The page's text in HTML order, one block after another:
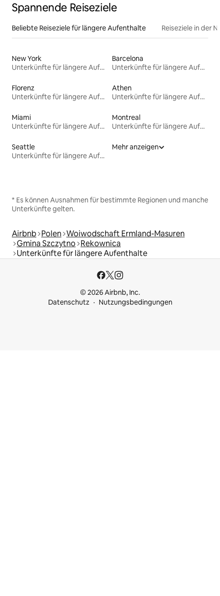
Spannende Reiseziele
Beliebte Reiseziele für längere Aufenthalte Reiseziele in der
New York
Unterkünfte für längere Aufenthalte
Barcelona
Unterkünfte für längere Aufenthalte
Florenz
Unterkünfte für längere Aufenthalte
Athen
Unterkünfte für längere Aufenthalte
Miami
Unterkünfte für längere Aufenthalte
Montreal
Unterkünfte für längere Aufenthalte
Seattle
Unterkünfte für längere Aufenthalte
Mehr anzeigen
* Es können Ausnahmen für bestimmte Regionen und manche
Unterkünfte gelten.
Airbnb Polen Woiwodschaft Ermland-Masuren
Gmina Szczytno Rekownica
Unterkünfte für längere Aufenthalte
© 2026 Airbnb, Inc.
Datenschutz
Nutzungsbedingungen